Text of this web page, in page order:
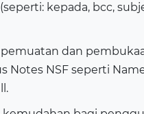
kepada, bcc,
dan
Notes NSF seperti